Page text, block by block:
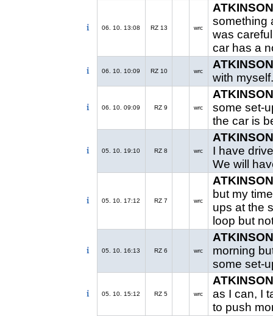
06. 10. 13:08 RZ 13 wrc
something
was
car has a
06. 10. 10:09 RZ 10 wrc
with
06. 10. 09:09 RZ 9 wrc
some set-
the car is
05. 10. 19:10 RZ 8 wrc
I have
We will
05. 10. 17:12 RZ 7 wrc
but my
ups at the
loop but
05. 10. 16:13 RZ 6 wrc
morning
some set-
05. 10. 15:12 RZ 5 wrc
as I can, I
to push